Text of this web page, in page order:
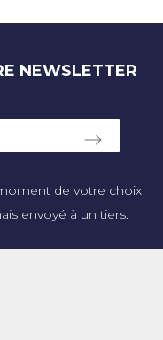
NEWSLETTER
de votre choix
envoyé à un tiers.